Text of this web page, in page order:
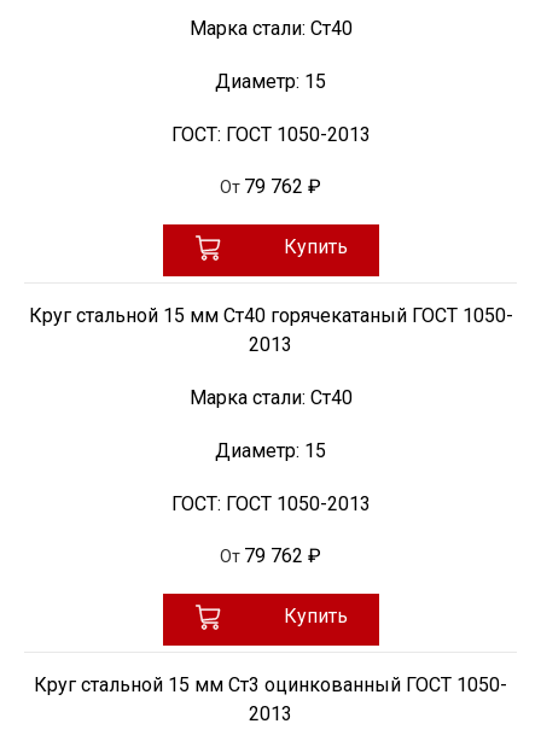
Марка стали: Ст40
Диаметр: 15
ГОСТ: ГОСТ 1050-2013
От 79 762 ₽
Купить
Круг стальной 15 мм Ст40 горячекатаный ГОСТ 1050-
2013
Марка стали: Ст40
Диаметр: 15
ГОСТ: ГОСТ 1050-2013
От 79 762 ₽
Купить
Круг стальной 15 мм Ст3 оцинкованный ГОСТ 1050-
2013